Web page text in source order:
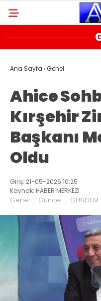
Ana Sayfa ›Genel
Ahice
Kırşehir
Başkanı
Oldu
Giriş: 21-05-2026 10:25
Kaynak: HABER MERKEZI
Genel Güncel GÜNDEM